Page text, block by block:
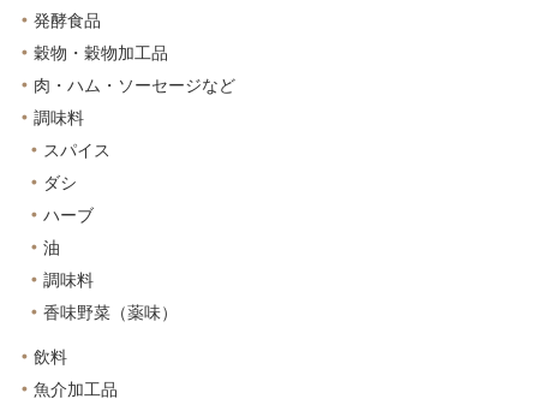
発酵食品
穀物・穀物加工品
肉・ハム・ソーセージなど
調味料
スパイス
ダシ
ハーブ
油
調味料
香味野菜（薬味）
飲料
魚介加工品